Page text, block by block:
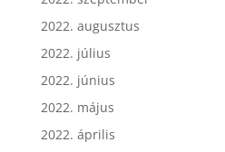
2022. augusztus
2022. július
2022. június
2022. május
2022. április